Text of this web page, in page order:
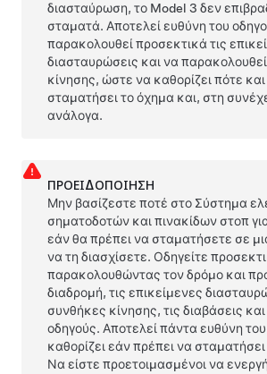
διασταύρωση, το Model 3 δεν
σταματά. Αποτελεί ευθύνη του
παρακολουθεί προσεκτικά τις
διασταυρώσεις και να
κίνησης, ώστε να καθορίζει πότε
σταματήσει το όχημα και, στη
ανάλογα.
ΠΡΟΕΙΔΟΠΟΊΗΣΗ
Μην βασίζεστε ποτέ στο Σύστημα
σηματοδοτών και πινακίδων στοπ
εάν θα πρέπει να σταματήσετε σε
να τη διασχίσετε. Οδηγείτε
παρακολουθώντας τον δρόμο και
διαδρομή, τις επικείμενες
συνθήκες κίνησης, τις διαβάσεις
οδηγούς. Αποτελεί πάντα ευθύνη
καθορίζει εάν πρέπει να
Να είστε προετοιμασμένοι να